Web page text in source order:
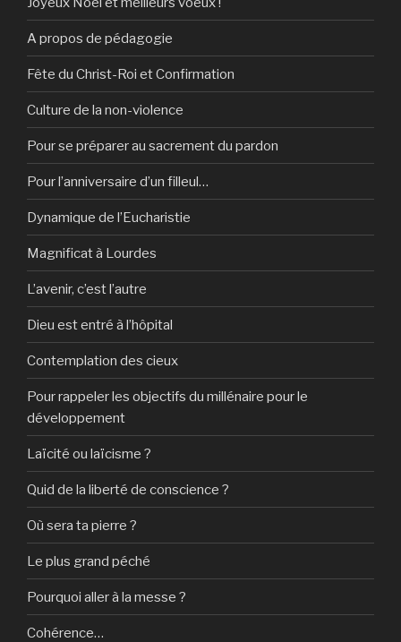
A propos de pédagogie
Fête du Christ-Roi et Confirmation
Culture de la non-violence
Pour se préparer au sacrement du pardon
Pour l’anniversaire d’un filleul…
Dynamique de l’Eucharistie
Magnificat à Lourdes
L’avenir, c’est l’autre
Dieu est entré à l’hôpital
Contemplation des cieux
Pour rappeler les objectifs du millénaire pour le
développement
Laïcité ou laïcisme ?
Quid de la liberté de conscience ?
Où sera ta pierre ?
Le plus grand péché
Pourquoi aller à la messe ?
Cohérence…